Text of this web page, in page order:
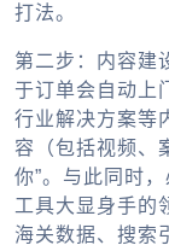
打法。
第二步：内容建
于订单会自动上
行业解决方案等
容（包括视频、
你”。与此同时
工具大显身手的
海关数据、搜索